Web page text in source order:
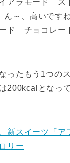
アラモード ス
～、高いですね
ド チョコレー
ったもう1つの
200kcalとなっ
新スイーツ「ア
リー